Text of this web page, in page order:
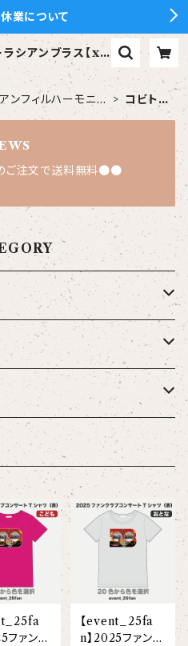
業について
シアンブラス【xZ
ショップ
ンフィルハーモニー
コビト
カバ
注文で送料無料●●
Tシャツ
ファンク
【event_25fa
n】2025ファンク